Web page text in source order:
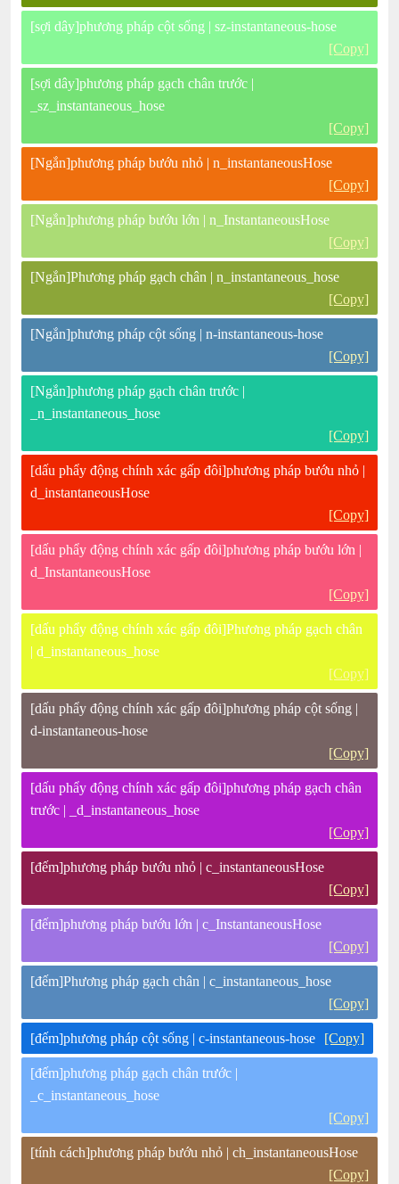
[sợi dây]phương pháp cột sống | sz-instantaneous-hose
[Copy]
[sợi dây]phương pháp gạch chân trước |
_sz_instantaneous_hose
[Copy]
[Ngắn]phương pháp bướu nhỏ | n_instantaneousHose
[Copy]
[Ngắn]phương pháp bướu lớn | n_InstantaneousHose
[Copy]
[Ngắn]Phương pháp gạch chân | n_instantaneous_hose
[Copy]
[Ngắn]phương pháp cột sống | n-instantaneous-hose
[Copy]
[Ngắn]phương pháp gạch chân trước |
_n_instantaneous_hose
[Copy]
[dấu phẩy động chính xác gấp đôi]phương pháp bướu nhỏ |
d_instantaneousHose
[Copy]
[dấu phẩy động chính xác gấp đôi]phương pháp bướu lớn |
d_InstantaneousHose
[Copy]
[dấu phẩy động chính xác gấp đôi]Phương pháp gạch chân
| d_instantaneous_hose
[Copy]
[dấu phẩy động chính xác gấp đôi]phương pháp cột sống |
d-instantaneous-hose
[Copy]
[dấu phẩy động chính xác gấp đôi]phương pháp gạch chân
trước | _d_instantaneous_hose
[Copy]
[đếm]phương pháp bướu nhỏ | c_instantaneousHose
[Copy]
[đếm]phương pháp bướu lớn | c_InstantaneousHose
[Copy]
[đếm]Phương pháp gạch chân | c_instantaneous_hose
[Copy]
[đếm]phương pháp cột sống | c-instantaneous-hose [Copy]
[đếm]phương pháp gạch chân trước |
_c_instantaneous_hose
[Copy]
[tính cách]phương pháp bướu nhỏ | ch_instantaneousHose
[Copy]